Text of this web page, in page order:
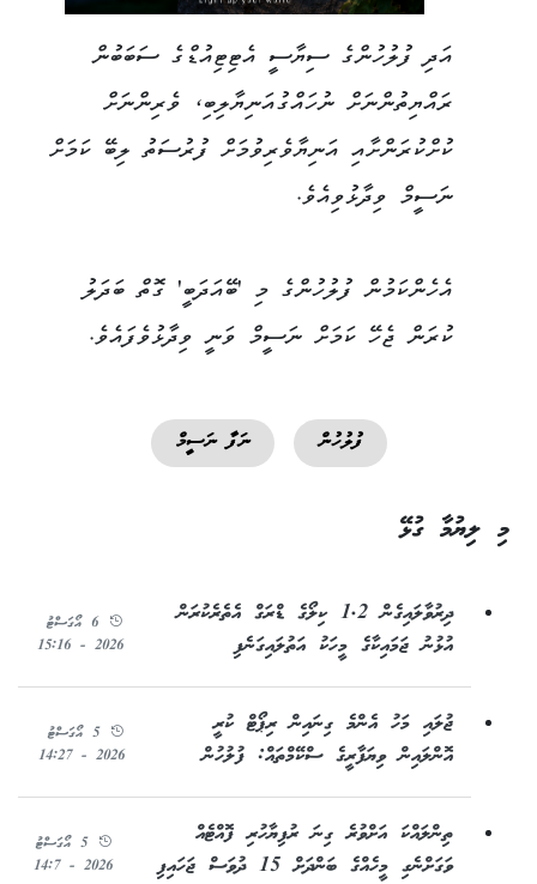
އަދި ފުލުހުންގެ ސިޔާސީ އެޓިޓިއުޑްގެ ސަބަބުން
ރައްޔިތުންނަށް ނުހައްގުއަނިޔާލިބި، ވެރިންނަށް
ކުށްކުރަންށާއި އަނިޔާވެރިވުމަށް ފުރުސަތު ލިބޭ ކަމަށް
ނަސީމް ވިދާޅުވިއެވެ.
އެހެންކަމުން ފުލުހުންގެ މި 'ބޭއަދަބީ' ގޮތް ބަދަލު
ކުރަން ޖެހޭ ކަމަށް ނަސީމް ވަނީ ވިދާޅުވެފައެވެ.
ފުލުހުން ނަފާ ނަސީމް
މި ލިޔުމާ ގުޅޭ
ދިރުވާލައިގެން 1.2 ކިލޯގެ ޑްރަގް އެތެރެކުރަން
އުޅުނު ޖަމައިކާގެ މީހަކު އަތުލައިގަނެފި
6 އޯގަސްޓު
2026 - 15:16
ޖުލައި މަހު އެންމެ ގިނައިން ރިޕޯޓް ކުރީ
އޮންލައިން ވިޔަފާރީގެ ސްކޭމްތައް: ފުލުހުން
5 އޯގަސްޓު
2026 - 14:27
ތިންލައްކަ އަށްވުރެ ގިނަ ރުފިޔާހުރި ފޮއްޓެއް
ވަގަށްނެގި މީހެއްގެ ބަންދަށް 15 ދުވަސް ޖަހައިފި
5 އޯގަސްޓު
2026 - 14:7